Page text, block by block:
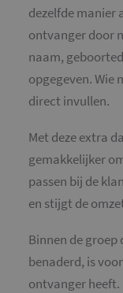
dezelfde manier
ontvanger door
naam,
opgegeven. Wie
direct invullen.
Met deze extra
gemakkelijker
passen bij de
en stijgt de
Binnen de
benaderd, is
ontvanger heeft.